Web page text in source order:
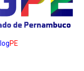
PE